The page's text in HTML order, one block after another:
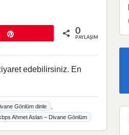
0
PAYLAŞIMLAR
edebilirsiniz. En
Gönlüm dinle
Ahmet Aslan – Divane Gönlüm